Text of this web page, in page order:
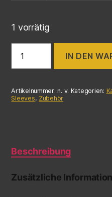
1 vorrätig
IN DEN
Artikelnummer:n. v. Kategorien:
Sleeves, Zubehör
Beschreibung
Zusätzliche